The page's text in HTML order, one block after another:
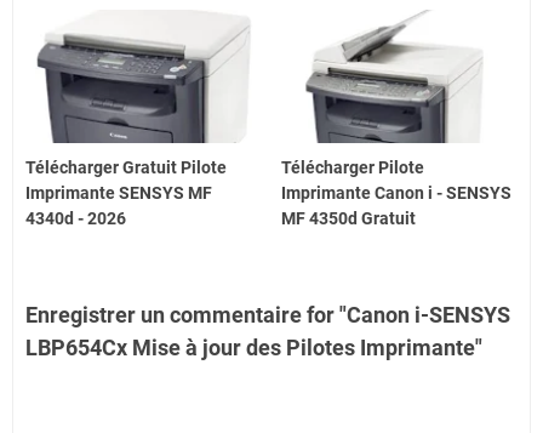
Télécharger Gratuit Pilote
Imprimante SENSYS MF
4340d - 2026
Télécharger Pilote
Imprimante Canon i - SENSYS
MF 4350d Gratuit
Enregistrer un commentaire for "Canon i-SENSYS
LBP654Cx Mise à jour des Pilotes Imprimante"